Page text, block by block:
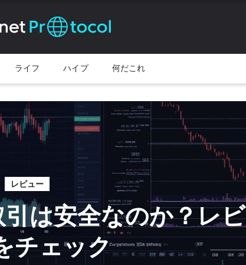
ライフ ハイプ 何だこれ
レビュー
は安全なのか？レビ
チェック